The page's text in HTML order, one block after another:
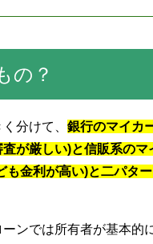
の？
分けて、 銀行のマイカ
が厳しい)と信販系のマ
も金利が高い)と二パタ
ンでは所有者が基本的